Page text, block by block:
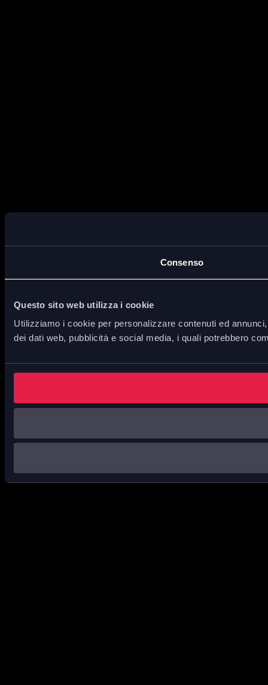
Consenso
Questo sito web utilizza i cookie
Utilizziamo i cookie per personalizzare contenuti ed
dei dati web, pubblicità e social media, i quali potrebbero